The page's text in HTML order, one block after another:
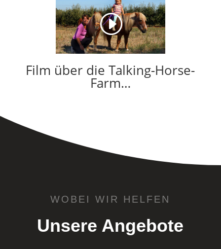
Film über die Talking-Horse-
Farm…
WOBEI WIR HELFEN
Unsere Angebote